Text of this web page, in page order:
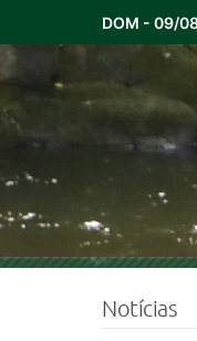
DOM - 09/
Notícias